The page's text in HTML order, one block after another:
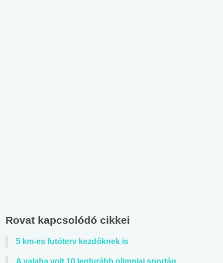
Rovat kapcsolódó cikkei
5 km-es futóterv kezdőknek is